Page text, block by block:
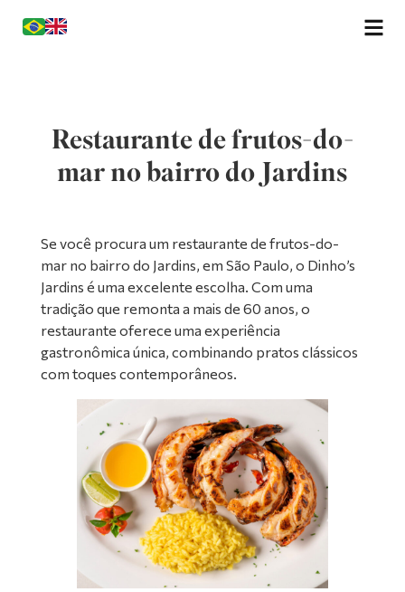
Restaurante de frutos-do-
mar no bairro do Jardins
Se você procura um restaurante de frutos-do-
mar no bairro do Jardins, em São Paulo, o Dinho’s
Jardins é uma excelente escolha. Com uma
tradição que remonta a mais de 60 anos, o
restaurante oferece uma experiência
gastronômica única, combinando pratos clássicos
com toques contemporâneos.